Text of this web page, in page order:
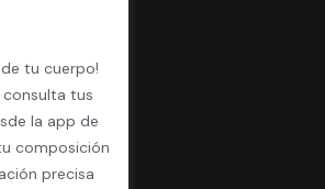
tu cuerpo!
tus
la app de
composición
precisa